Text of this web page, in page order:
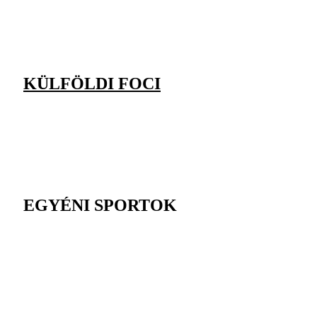
KÜLFÖLDI FOCI
EGYÉNI SPORTOK